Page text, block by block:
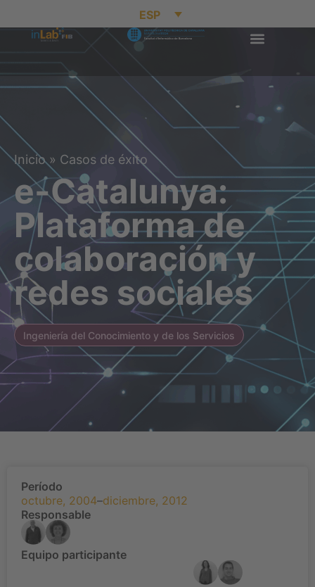
ESP
Inicio» Casos de éxito
e-Catalunya:
Plataforma de
colaboración y
redes sociales
Ingeniería del Conocimiento y de los Servicios
Período
octubre, 2004–diciembre, 2012
Responsable
Equipo participante